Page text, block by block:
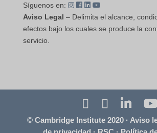
Síguenos en:
Aviso Legal – Delimita el alcance,
efectos bajo los cuales se produce la
servicio.
© Cambridge Institute 2020 · Aviso